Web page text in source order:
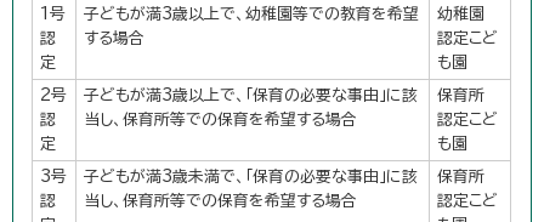
1号
認
定
子どもが満3歳以上で、幼稚園等での教育を希望
する場合
幼稚園
認定こど
も園
2号
認
定
子どもが満3歳以上で、「保育の必要な事由」に該
当し、保育所等での保育を希望する場合
保育所
認定こど
も園
3号
認
子どもが満3歳未満で、「保育の必要な事由」に該
当し、保育所等での保育を希望する場合
保育所
認定こど